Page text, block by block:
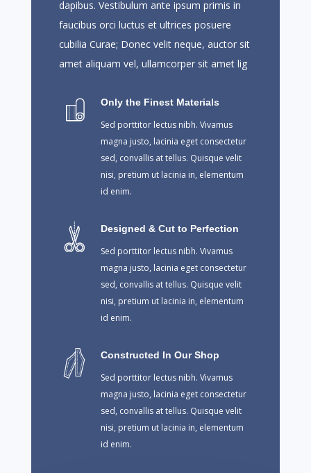
dapibus. Vestibulum ante ipsum primis in
faucibus orci luctus et ultrices posuere
cubilia Curae; Donec velit neque, auctor sit
amet aliquam vel, ullamcorper sit amet lig
Only the Finest Materials
Sed porttitor lectus nibh. Vivamus
magna justo, lacinia eget consectetur
sed, convallis at tellus. Quisque velit
nisi, pretium ut lacinia in, elementum
id enim.
Designed & Cut to Perfection
Sed porttitor lectus nibh. Vivamus
magna justo, lacinia eget consectetur
sed, convallis at tellus. Quisque velit
nisi, pretium ut lacinia in, elementum
id enim.
Constructed In Our Shop
Sed porttitor lectus nibh. Vivamus
magna justo, lacinia eget consectetur
sed, convallis at tellus. Quisque velit
nisi, pretium ut lacinia in, elementum
id enim.